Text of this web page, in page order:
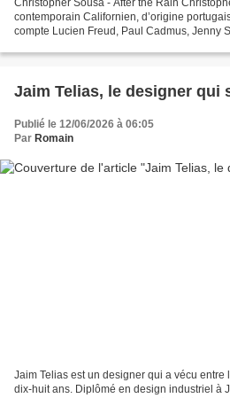
contemporain Californien, d’origine
compte Lucien Freud, Paul Cadmus, Jenny
Jaim Telias, le designer qui
Publié le 12/06/2026 à 06:05
Par Romain
Jaim Telias est un designer qui a vécu entre
dix-huit ans. Diplômé en design industriel à